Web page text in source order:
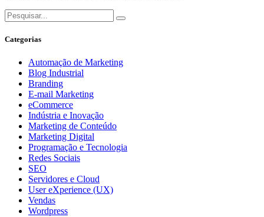
Categorias
Automação de Marketing
Blog Industrial
Branding
E-mail Marketing
eCommerce
Indústria e Inovação
Marketing de Conteúdo
Marketing Digital
Programação e Tecnologia
Redes Sociais
SEO
Servidores e Cloud
User eXperience (UX)
Vendas
Wordpress